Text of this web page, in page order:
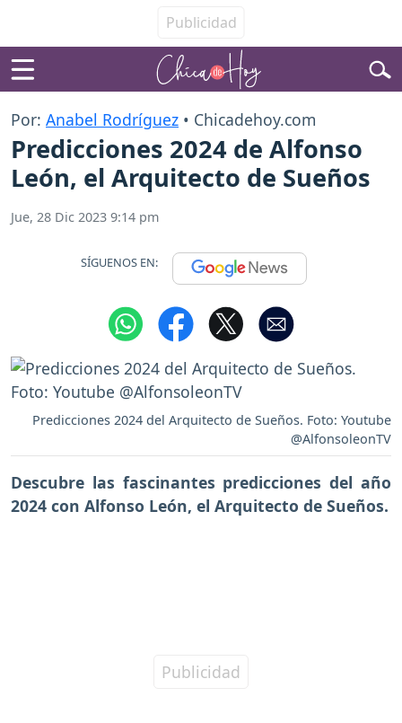
Por: Anabel Rodríguez • Chicadehoy.com
Predicciones 2024 de Alfonso
León, el Arquitecto de Sueños
Jue, 28 Dic 2023 9:14 pm
SÍGUENOS EN:
Predicciones 2024 del Arquitecto de Sueños. Foto: Youtube
@AlfonsoleonTV
Descubre las fascinantes predicciones del año
2024 con Alfonso León, el Arquitecto de Sueños.